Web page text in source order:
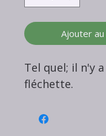
Ajouter
Tel quel; il n'y
fléchette.